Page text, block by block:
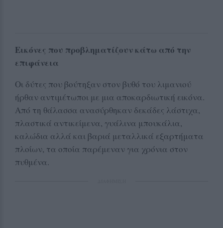
Εικόνες που προβληματίζουν κάτω από την
επιφάνεια
Οι δύτες που βούτηξαν στον βυθό του λιμανιού
ήρθαν αντιμέτωποι με μια αποκαρδιωτική εικόνα.
Από τη θάλασσα ανασύρθηκαν δεκάδες λάστιχα,
πλαστικά αντικείμενα, γυάλινα μπουκάλια,
καλώδια αλλά και βαριά μεταλλικά εξαρτήματα
πλοίων, τα οποία παρέμεναν για χρόνια στον
πυθμένα.